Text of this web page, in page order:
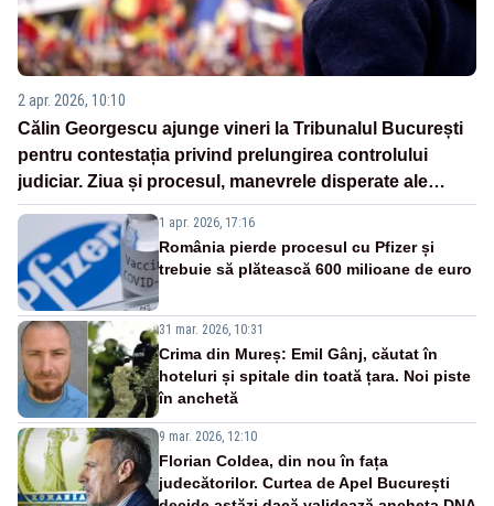
2 apr. 2026, 10:10
Călin Georgescu ajunge vineri la Tribunalul București
pentru contestația privind prelungirea controlului
judiciar. Ziua și procesul, manevrele disperate ale
Sistemului
1 apr. 2026, 17:16
România pierde procesul cu Pfizer și
trebuie să plătească 600 milioane de euro
31 mar. 2026, 10:31
Crima din Mureș: Emil Gânj, căutat în
hoteluri și spitale din toată țara. Noi piste
în anchetă
9 mar. 2026, 12:10
Florian Coldea, din nou în fața
judecătorilor. Curtea de Apel București